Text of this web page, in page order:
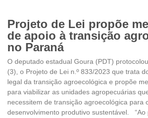
Projeto de Lei propõe
de apoio à transição
no Paraná
O deputado estadual Goura (PDT)
(3), o Projeto de Lei n.º 833/2023 que trata
legal da transição agroecológica e propõe
para viabilizar as unidades agropecuárias
necessitem de transição agroecológica para
desenvolvimento produtivo sustentável. “Ao